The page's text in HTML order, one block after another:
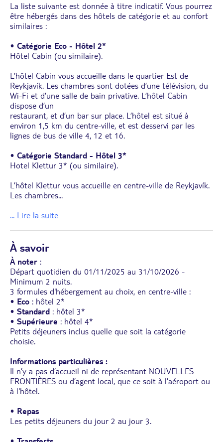
La liste suivante est donnée à titre indicatif. Vous pourrez
être hébergés dans des hôtels de catégorie et au confort
similaires :
• Catégorie Eco - Hôtel 2*
Hôtel Cabin (ou similaire).
L’hôtel Cabin vous accueille dans le quartier Est de
Reykjavík. Les chambres sont dotées d’une télévision, du
Wi-Fi et d’une salle de bain privative. L’hôtel Cabin
dispose d’un
restaurant, et d’un bar sur place. L’hôtel est situé à
environ 1,5 km du centre-ville, et est desservi par les
lignes de bus de ville 4, 12 et 16.
• Catégorie Standard - Hôtel 3*
Hotel Klettur 3* (ou similaire).
L’hôtel Klettur vous accueille en centre-ville de Reykjavík.
Les chambres...
... Lire la suite
À savoir
À noter :
Départ quotidien du 01/11/2025 au 31/10/2026 -
Minimum 2 nuits.
3 formules d'hébergement au choix, en centre-ville :
• Eco : hôtel 2*
• Standard : hôtel 3*
• Supérieure : hôtel 4*
Petits déjeuners inclus quelle que soit la catégorie
choisie.
Informations particulières :
Il n’y a pas d’accueil ni de représentant NOUVELLES
FRONTIÈRES ou d’agent local, que ce soit à l’aéroport ou
à l'hôtel.
• Repas
Les petits déjeuners du jour 2 au jour 3.